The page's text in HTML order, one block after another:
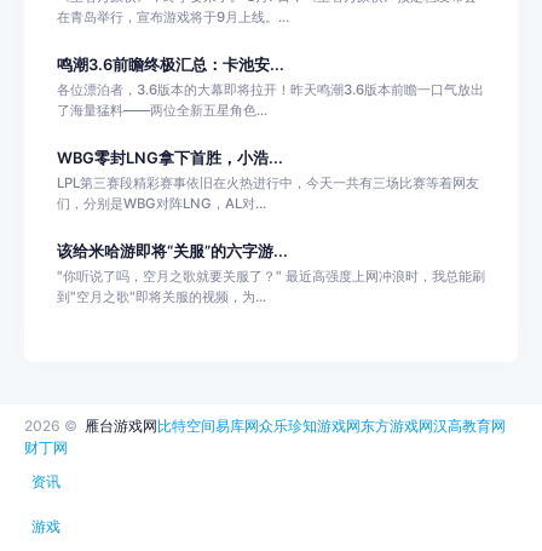
在青岛举行，宣布游戏将于9月上线。...
鸣潮3.6前瞻终极汇总：卡池安...
各位漂泊者，3.6版本的大幕即将拉开！昨天鸣潮3.6版本前瞻一口气放出
了海量猛料——两位全新五星角色...
WBG零封LNG拿下首胜，小浩...
LPL第三赛段精彩赛事依旧在火热进行中，今天一共有三场比赛等着网友
们，分别是WBG对阵LNG，AL对...
该给米哈游即将“关服”的六字游...
"你听说了吗，空月之歌就要关服了？" 最近高强度上网冲浪时，我总能刷
到"空月之歌"即将关服的视频，为...
2026 © 雁台游戏网比特空间易库网众乐珍知游戏网东方游戏网汉高教育网
财丁网
资讯
游戏